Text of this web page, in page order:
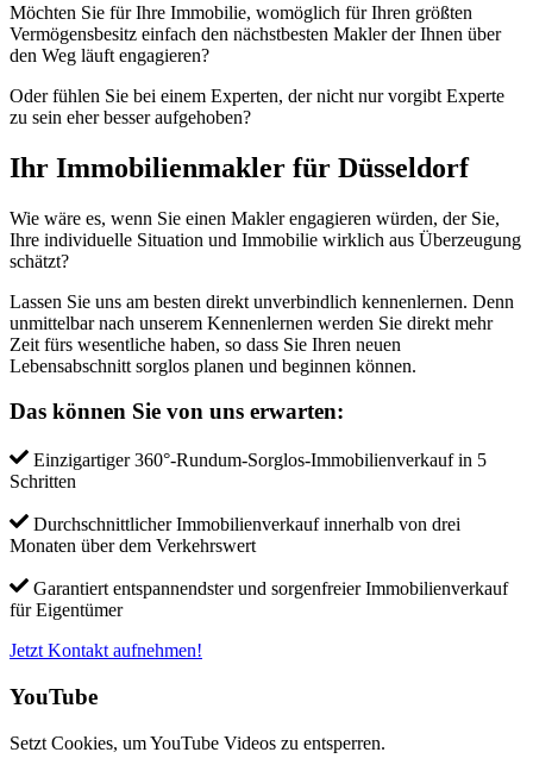
Möchten Sie für Ihre Immobilie, womöglich für Ihren größten
Vermögensbesitz einfach den nächstbesten Makler der Ihnen über
den Weg läuft engagieren?
Oder fühlen Sie bei einem Experten, der nicht nur vorgibt Experte
zu sein eher besser aufgehoben?
Ihr Immobilienmakler für Düsseldorf
Wie wäre es, wenn Sie einen Makler engagieren würden, der Sie,
Ihre individuelle Situation und Immobilie wirklich aus Überzeugung
schätzt?
Lassen Sie uns am besten direkt unverbindlich kennenlernen. Denn
unmittelbar nach unserem Kennenlernen werden Sie direkt mehr
Zeit fürs wesentliche haben, so dass Sie Ihren neuen
Lebensabschnitt sorglos planen und beginnen können.
Das können Sie von uns erwarten:
Einzigartiger 360°-Rundum-Sorglos-Immobilienverkauf in 5
Schritten
Durchschnittlicher Immobilienverkauf innerhalb von drei
Monaten über dem Verkehrswert
Garantiert entspannendster und sorgenfreier Immobilienverkauf
für Eigentümer
Jetzt Kontakt aufnehmen!
YouTube
Setzt Cookies, um YouTube Videos zu entsperren.